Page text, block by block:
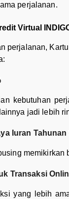
perjalanan.
Virtual
perjalanan,
kebutuhan
jadi lebih
Iuran
memikirkan
Transaksi
yang lebih